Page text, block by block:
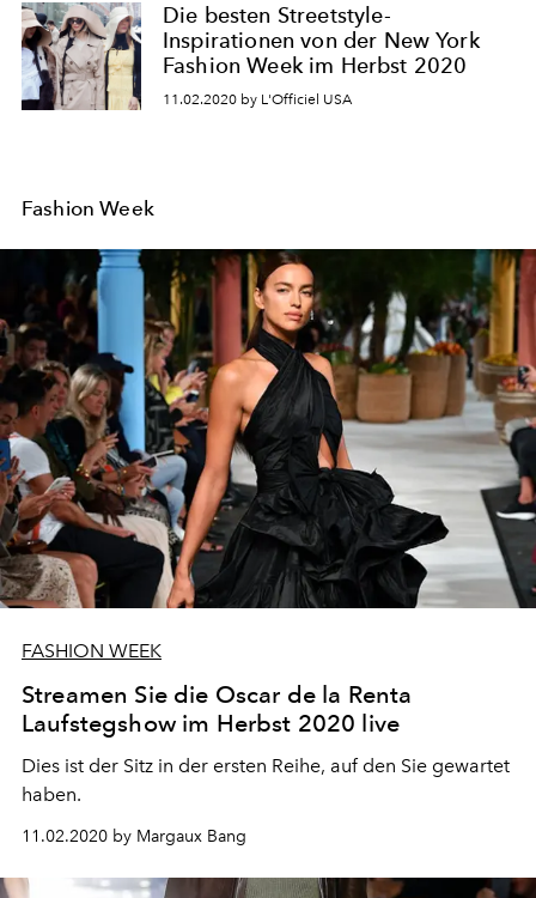
Die besten Streetstyle-
Inspirationen von der New York
Fashion Week im Herbst 2020
11.02.2020 by L'Officiel USA
Fashion Week
FASHION WEEK
Streamen Sie die Oscar de la Renta
Laufstegshow im Herbst 2020 live
Dies ist der Sitz in der ersten Reihe, auf den Sie gewartet
haben.
11.02.2020 by Margaux Bang